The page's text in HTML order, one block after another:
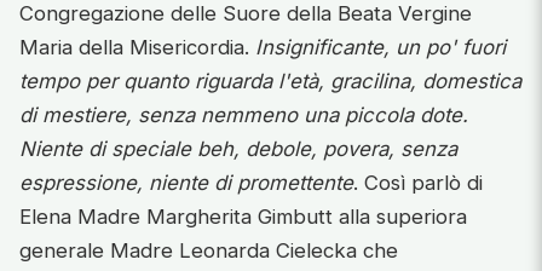
Congregazione delle Suore della Beata Vergine
Maria della Misericordia. Insignificante, un po' fuori
tempo per quanto riguarda l'età, gracilina, domestica
di mestiere, senza nemmeno una piccola dote.
Niente di speciale beh, debole, povera, senza
espressione, niente di promettente. Così parlò di
Elena Madre Margherita Gimbutt alla superiora
generale Madre Leonarda Cielecka che